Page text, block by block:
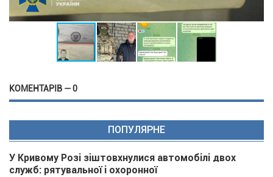
КОМЕНТАРІВ — 0
ПОПУЛЯРНЕ
У Кривому Розі зіштовхнулися автомобілі двох
служб: рятувальної і охоронної